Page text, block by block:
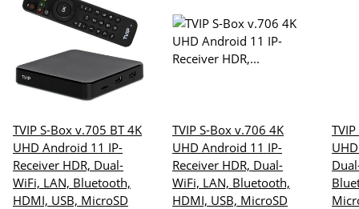
TVIP S-Box v.705 BT 4K
UHD Android 11 IP-
Receiver HDR, Dual-
WiFi, LAN, Bluetooth,
HDMI, USB, MicroSD
TVIP S-Box v.706 4K
UHD Android 11 IP-
Receiver HDR, Dual-
WiFi, LAN, Bluetooth,
HDMI, USB, MicroSD